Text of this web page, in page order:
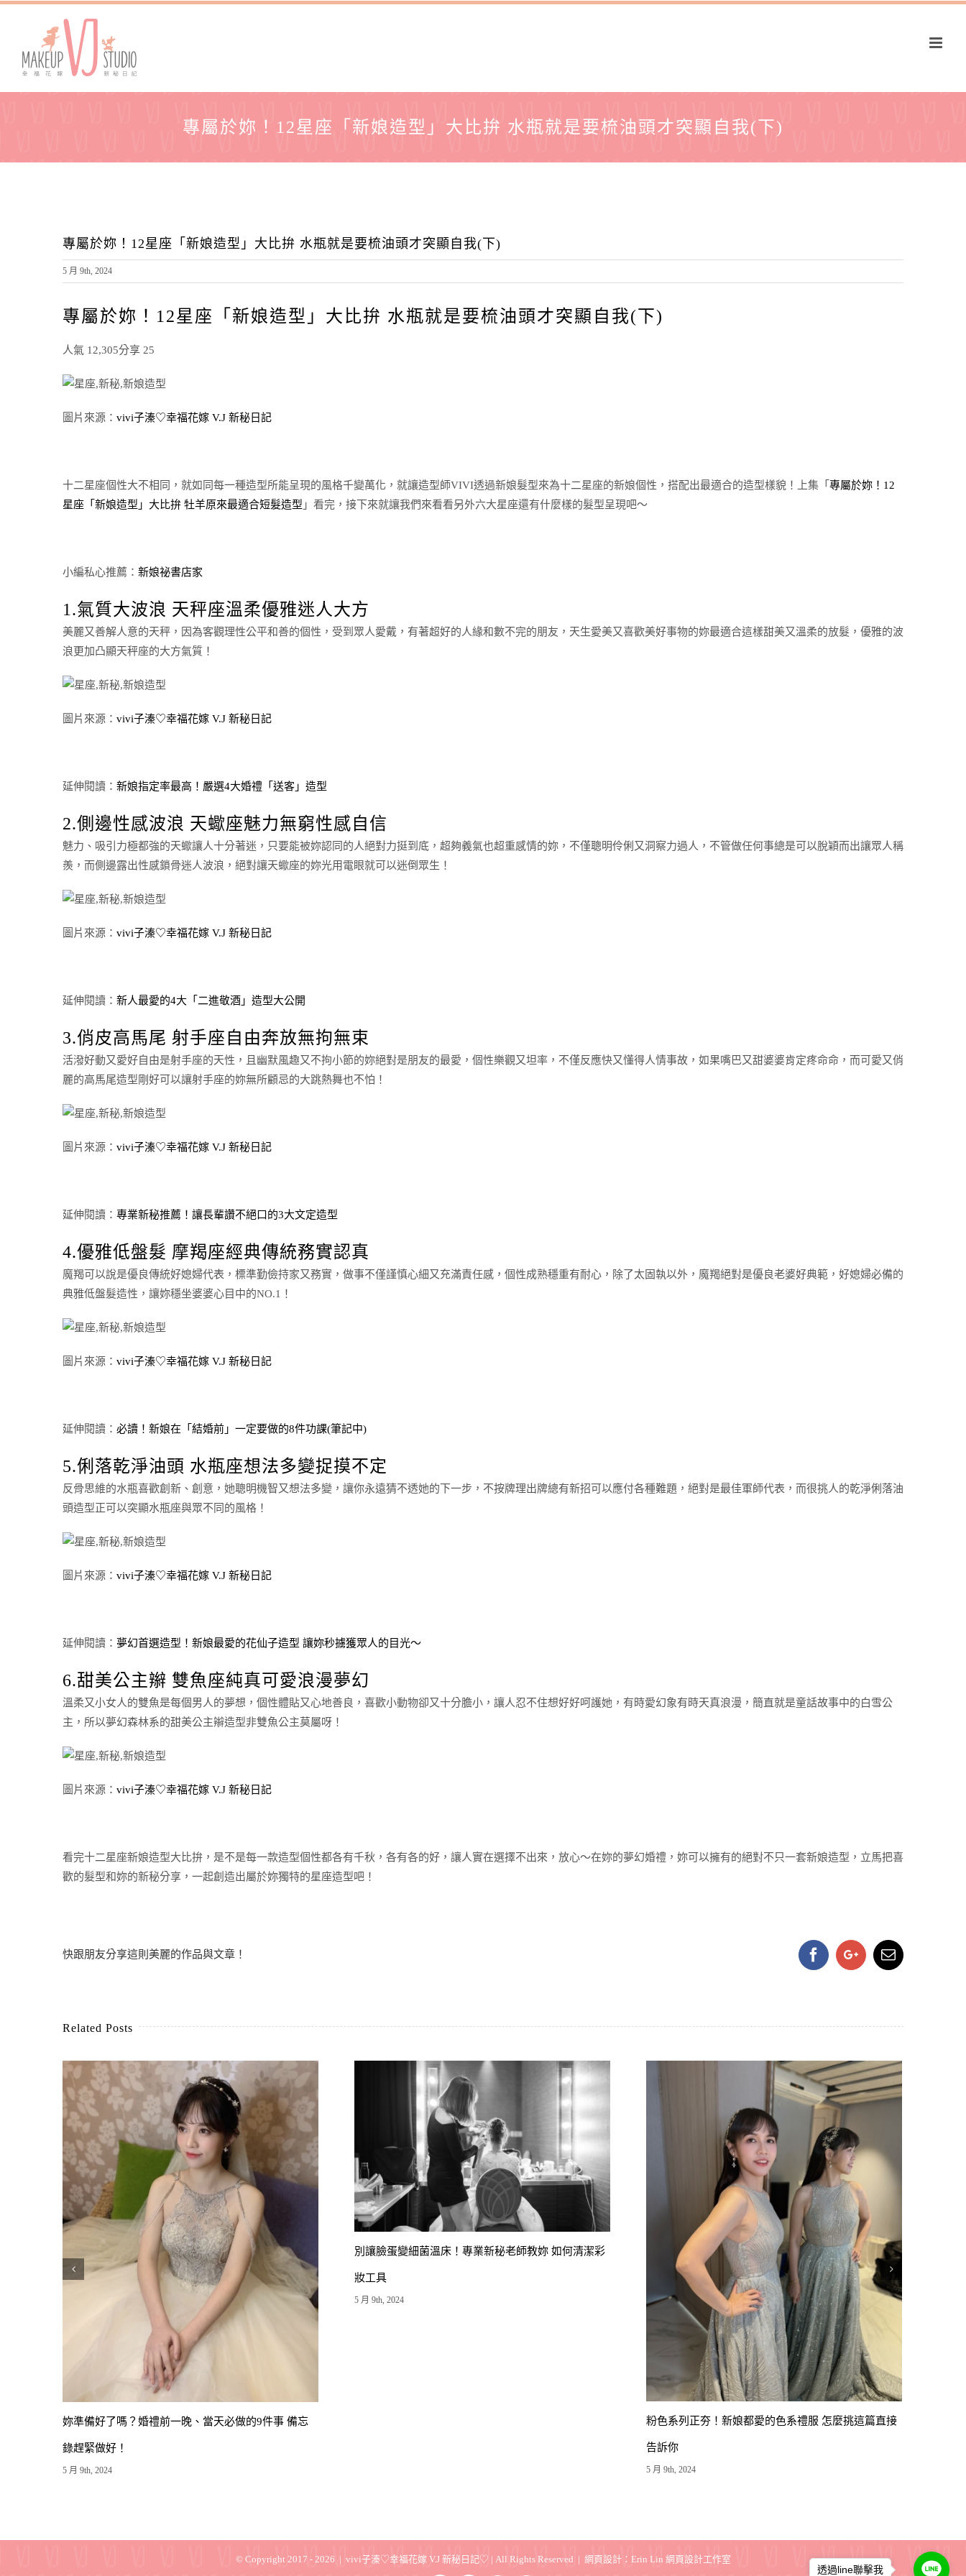
專屬於妳！12星座「新娘造型」大比拚 水瓶就是要梳油頭才突顯自我(下)
專屬於妳！12星座「新娘造型」大比拚 水瓶就是要梳油頭才突顯自我(下)
5 月 9th, 2024
專屬於妳！12星座「新娘造型」大比拚 水瓶就是要梳油頭才突顯自我(下)
人氣 12,305分享 25
圖片來源： vivi子溱♡幸福花嫁 V.J 新秘日記
十二星座個性大不相同，就如同每一種造型所能呈現的風格千變萬化，就讓造型師VIVI透過新娘髮型來為十二星座的新娘個性，搭配出最適合的造型樣貌！上集「 專屬於妳！12
星座「新娘造型」大比拚 牡羊原來最適合短髮造型 」看完，接下來就讓我們來看看另外六大星座還有什麼樣的髮型呈現吧～
小編私心推薦： 新娘祕書店家
1.氣質大波浪 天秤座溫柔優雅迷人大方
美麗又善解人意的天秤，因為客觀理性公平和善的個性，受到眾人愛戴，有著超好的人緣和數不完的朋友，天生愛美又喜歡美好事物的妳最適合這樣甜美又溫柔的放髮，優雅的波
浪更加凸顯天秤座的大方氣質！
圖片來源： vivi子溱♡幸福花嫁 V.J 新秘日記
延伸閱讀： 新娘指定率最高！嚴選4大婚禮「送客」造型
2.側邊性感波浪 天蠍座魅力無窮性感自信
魅力、吸引力極都強的天蠍讓人十分著迷，只要能被妳認同的人絕對力挺到底，超夠義氣也超重感情的妳，不僅聰明伶俐又洞察力過人，不管做任何事總是可以脫穎而出讓眾人稱
羨，而側邊露出性感鎖骨迷人波浪，絕對讓天蠍座的妳光用電眼就可以迷倒眾生！
圖片來源： vivi子溱♡幸福花嫁 V.J 新秘日記
延伸閱讀： 新人最愛的4大「二進敬酒」造型大公開
3.俏皮高馬尾 射手座自由奔放無拘無束
活潑好動又愛好自由是射手座的天性，且幽默風趣又不拘小節的妳絕對是朋友的最愛，個性樂觀又坦率，不僅反應快又懂得人情事故，如果嘴巴又甜婆婆肯定疼命命，而可愛又俏
麗的高馬尾造型剛好可以讓射手座的妳無所顧忌的大跳熱舞也不怕！
圖片來源： vivi子溱♡幸福花嫁 V.J 新秘日記
延伸閱讀： 專業新秘推薦！讓長輩讚不絕口的3大文定造型
4.優雅低盤髮 摩羯座經典傳統務實認真
魔羯可以說是優良傳統好媳婦代表，標準勤儉持家又務實，做事不僅謹慎心細又充滿責任感，個性成熟穩重有耐心，除了太固執以外，魔羯絕對是優良老婆好典範，好媳婦必備的
典雅低盤髮造性，讓妳穩坐婆婆心目中的NO.1！
圖片來源： vivi子溱♡幸福花嫁 V.J 新秘日記
延伸閱讀： 必讀！新娘在「結婚前」一定要做的8件功課(筆記中)
5.俐落乾淨油頭 水瓶座想法多變捉摸不定
反骨思維的水瓶喜歡創新、創意，她聰明機智又想法多變，讓你永遠猜不透她的下一步，不按牌理出牌總有新招可以應付各種難題，絕對是最佳軍師代表，而很挑人的乾淨俐落油
頭造型正可以突顯水瓶座與眾不同的風格！
圖片來源： vivi子溱♡幸福花嫁 V.J 新秘日記
延伸閱讀： 夢幻首選造型！新娘最愛的花仙子造型 讓妳秒擄獲眾人的目光～
6.甜美公主辮 雙魚座純真可愛浪漫夢幻
溫柔又小女人的雙魚是每個男人的夢想，個性體貼又心地善良，喜歡小動物卻又十分膽小，讓人忍不住想好好呵護她，有時愛幻象有時天真浪漫，簡直就是童話故事中的白雪公
主，所以夢幻森林系的甜美公主辮造型非雙魚公主莫屬呀！
圖片來源： vivi子溱♡幸福花嫁 V.J 新秘日記
看完十二星座新娘造型大比拚，是不是每一款造型個性都各有千秋，各有各的好，讓人實在選擇不出來，放心～在妳的夢幻婚禮，妳可以擁有的絕對不只一套新娘造型，立馬把喜
歡的髮型和妳的新秘分享，一起創造出屬於妳獨特的星座造型吧！
快跟朋友分享這則美麗的作品與文章！ FacebookGoogle+Email
Related Posts
溝通就這麼簡單！5招教你如何讓新秘了解妳的喜好
5 月 9th, 2024
透過line聯擊我